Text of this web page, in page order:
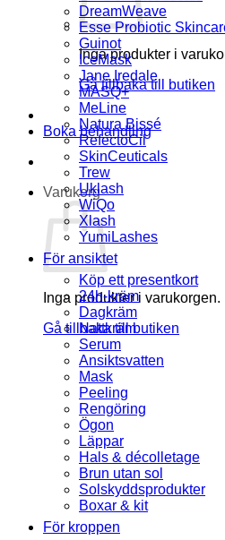
Inga produkter i
Gå tillbaka till butiken
Boka behandling
Varukorg
Inga produkter i varukorgen.
Gå tillbaka till butiken
DreamWeave
Esse Probiotic
Guinot
IceMask
Jane Iredale
MASQ+
MeLine
Natura Bissé
RefectoCil
SkinCeuticals
Trew
Uklash
WiQo
Xlash
YumiLashes
För ansiktet
Köp ett presentkort
24h-kräm
Dagkräm
Nattkräm
Serum
Ansiktsvatten
Mask
Peeling
Rengöring
Ögon
Läppar
Hals & décolletage
Brun utan sol
Solskyddsprodukter
Boxar & kit
För kroppen